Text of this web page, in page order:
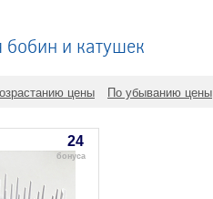
бобин и катушек
цены По убыванию цены
24
бонуса